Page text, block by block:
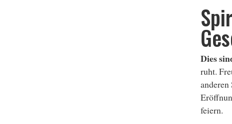
Dies
ruht.
anderen
feiern.